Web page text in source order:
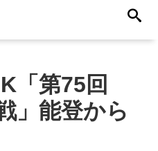
「第75回
」能登から